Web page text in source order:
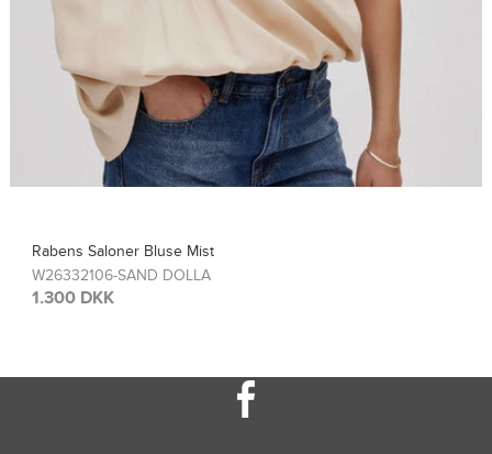
Saloner Bluse Mist
SAND DOLLA
DKK